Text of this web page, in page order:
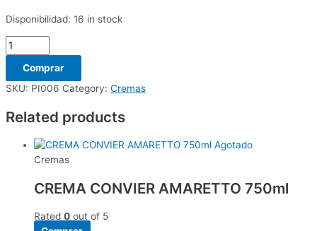
Disponibilidad: 16 in stock
Comprar
SKU: PI006 Category: Cremas
Related products
Agotado
Cremas
CREMA CONVIER AMARETTO 750ml
Rated 0 out of 5